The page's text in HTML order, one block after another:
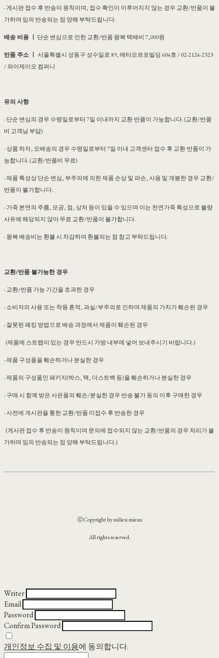
- 게시판 접수 후 반송이 원칙이며, 접수 확인이 이루어지지 않는 경우 교환/반품이 불
가하여 임의 반송되는 점 양해 부탁드립니다.
배송 비용 ㅣ 단순 변심으로 인한 교환/반품 왕복 택배비 7,000원
반품 주소 ㅣ 서울특별시 성동구 성수일로 89, 메타모르포빌딩 604호 / 02-2124-2323
/ 와이제이오 컴퍼니
유의 사항
- 단순 변심의 경우 수령일로부터 7일 이내까지 교환∙반품이 가능합니다. (교환/반품
비 고객님 부담)
- 상품 하자, 오배송의 경우 수령일로부터 7일 이내 고객센터 접수 후 교환∙반품이 가
능합니다. (교환/반품비 무료)
- 제품 특성상 단순 변심, 부주의에 의한 제품 손상 및 파손, 사용 및 개봉한 경우 교환/
반품이 불가합니다.
- 가죽 본연의 주름, 모공, 점, 상처 등이 있을 수 있으며 이는 천연가죽 특성으로 불량
사유에 해당되지 않아 무료 교환/반품이 불가합니다.
- 왕복 배송비는 환불 시 차감하여 환불되는 점 참고 부탁드립니다.
교환/반품 불가능한 경우
- 교환/반품 가능 기간을 초과한 경우
- 소비자의 사용 또는 착용 흔적, 과실/부주의로 인하여 제품의 가치가 훼손된 경우
- 잘못된 패킹 방법으로 배송 과정에서 제품이 훼손된 경우
(제품에 스트랩이 있는 경우 반드시 가방 내부에 넣어 보내주시기 바랍니다.)
- 제품 구성품을 훼손하거나 분실한 경우
- 제품의 구성품인 패키지(박스, 택, 더스트백 등)을 훼손하거나 분실한 경우
- 구매 시 함께 받은 사은품의 훼손/분실한 경우 반송 불가 동의 이후 구매한 경우
- 사전에 게시판을 통한 교환/반품 미접수 후 반송한 경우
(게사판 접수 후 반송이 원칙이며 문의에 접수되지 않는 교환/반품의 경우 처리가 불
가하며 임의 반송되는 점 양해 부탁드립니다.)
ⓒCopyright by milieu mieux
All rights reserved.
Writer
Email
Password
Confirm Password
개인정보 수집 및 이용에 동의합니다.